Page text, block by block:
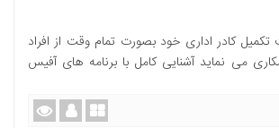
کادر اداری خود بصورت تمام وقت از افراد
می نماید آشنایی کامل با برنامه های آفیس